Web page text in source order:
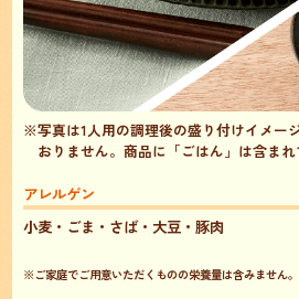
アレルゲン
小麦・ごま・さば・大豆・豚肉
※ご家庭でご用意いただくものの栄養量は含みません。
※写真は1人用の調理後の盛り付けイメー
おりません。 商品に「ごはん」は含まれ